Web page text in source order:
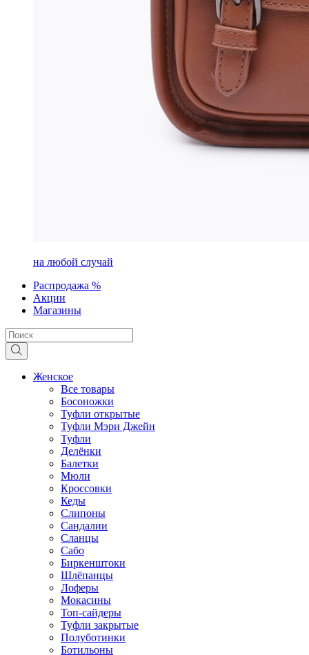
на любой случай
Распродажа %
Акции
Магазины
Женское
Все товары
Босоножки
Туфли открытые
Туфли Мэри Джейн
Туфли
Делёнки
Балетки
Мюли
Кроссовки
Кеды
Слипоны
Сандалии
Сланцы
Сабо
Биркенштоки
Шлёпанцы
Лоферы
Мокасины
Топ-сайдеры
Туфли закрытые
Полуботинки
Ботильоны